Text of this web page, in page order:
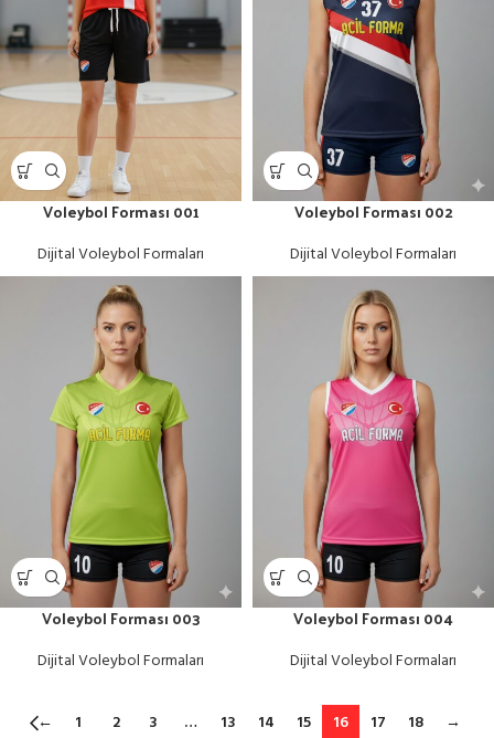
Voleybol Forması 001
Dijital Voleybol Formaları
Voleybol Forması 002
Dijital Voleybol Formaları
Voleybol Forması 003
Dijital Voleybol Formaları
Voleybol Forması 004
Dijital Voleybol Formaları
← 1 2 3 … 13 14 15 16 17 18 →